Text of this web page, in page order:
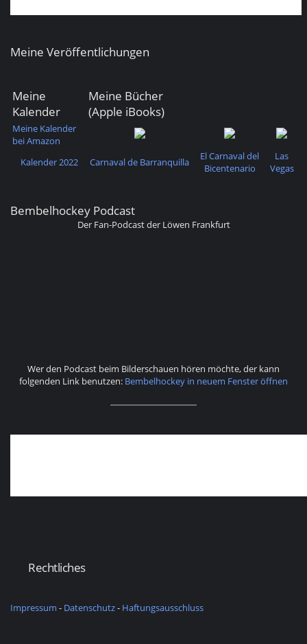
Meine Veröffentlichungen
Meine
Kalender
Meine Bücher
(Apple iBooks)
Meine Kalender
bei Amazon
Kalender 2022
Carnaval de Barranquilla
El Carnaval del
Bicentenario
Las
Vegas
Bembelhockey Podcast
Der Fan-Podcast der Löwen Frankfurt
Wer den Podcast beim Bilderschauen hören möchte, der kann
folgenden Link benutzen: Bembelhockey in neuem Fenster öffnen
Rechtliches
Impressum - Datenschutz- Haftungsausschluss